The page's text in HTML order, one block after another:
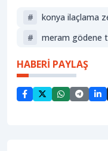
#
konya ilaçlama
#
meram gödene
HABERİ PAYLAŞ